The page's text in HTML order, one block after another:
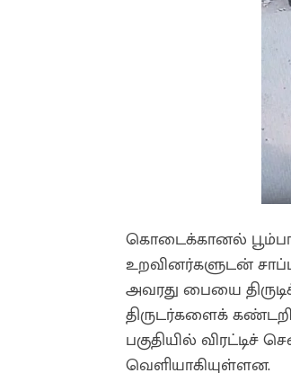
கொடைக்கானல்
உறவினர்களுடன்
அவரது பையை
திருடர்களைக்
பகுதியில் விரட்டிச்
வெளியாகியுள்ளன.